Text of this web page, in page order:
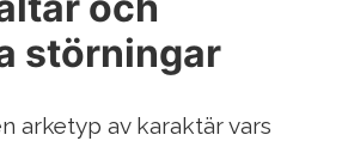
störningar
arketyp av karaktär vars